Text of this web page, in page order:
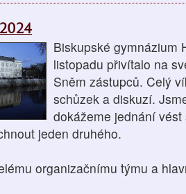
Biskupské gymnázium
listopadu přivítalo na
Sněm zástupců. Celý
schůzek a diskuzí.
dokážeme jednání
jeden druhého.
organizačnímu týmu a